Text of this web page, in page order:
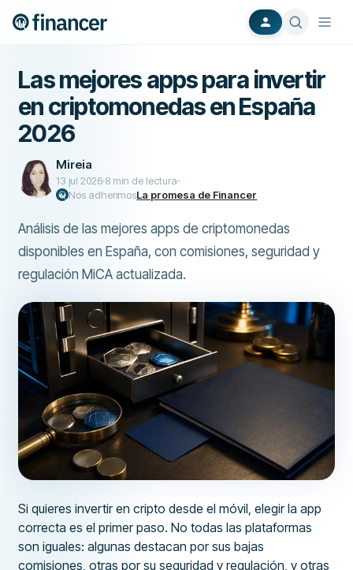
Las mejores apps para invertir
en criptomonedas en España
2026
Mireia
13 jul 2026 8 min de lectura
Nos adherimosLa promesa de Financer
Análisis de las mejores apps de criptomonedas
disponibles en España, con comisiones, seguridad y
regulación MiCA actualizada.
Si quieres invertir en cripto desde el móvil, elegir la app
correcta es el primer paso. No todas las plataformas
son iguales: algunas destacan por sus bajas
comisiones, otras por su seguridad y regulación, y otras